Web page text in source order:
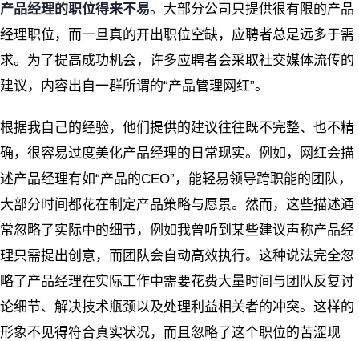
产品经理的职位得来不易。大部分公司只提供很有限的产品
经理职位，而一旦真的开出职位空缺，应聘者总是远多于需
求。为了提高成功机会，许多应聘者会采取社交媒体流传的
建议，内容出自一群所谓的“产品管理网红”。
根据我自己的经验，他们提供的建议往往既不完整、也不精
确，很容易过度美化产品经理的日常现实。例如，网红会描
述产品经理有如“产品的CEO”，能轻易领导跨职能的团队，
大部分时间都花在制定产品策略与愿景。然而，这些描述通
常忽略了实际中的细节，例如我曾听到某些建议声称产品经
理只需提出创意，而团队会自动高效执行。这种说法完全忽
略了产品经理在实际工作中需要花费大量时间与团队反复讨
论细节、解决技术瓶颈以及处理利益相关者的冲突。这样的
形象不见得符合真实状况，而且忽略了这个职位的苦涩现